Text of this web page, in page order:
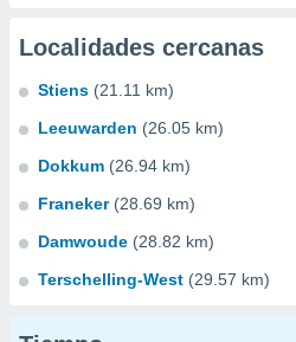
Localidades cercanas
Stiens (21.11 km)
Leeuwarden (26.05 km)
Dokkum (26.94 km)
Franeker (28.69 km)
Damwoude (28.82 km)
Terschelling-West (29.57 km)